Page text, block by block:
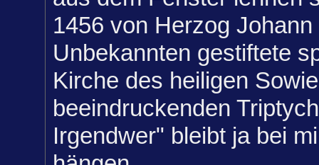
1456 von Herzog Johann
Unbekannten gestiftete
Kirche des heiligen
beeindruckenden
Irgendwer" bleibt ja bei